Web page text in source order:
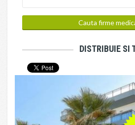
DISTRIBUIE SI